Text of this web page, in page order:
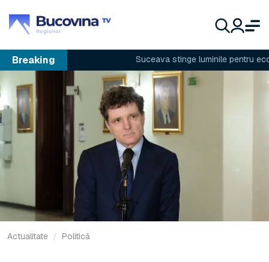
Breaking Suceava stinge luminile pentru
Actualitate Politică